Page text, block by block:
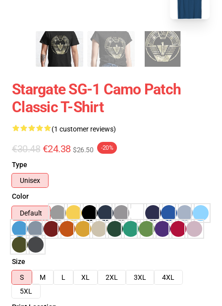
Stargate SG-1 Camo Patch
Classic T-Shirt
(1 customer reviews)
€30.48 €24.38 $26.50 -20%
Type
Unisex
Color
Default
Size
S
M L XL 2XL 3XL
4XL
5XL